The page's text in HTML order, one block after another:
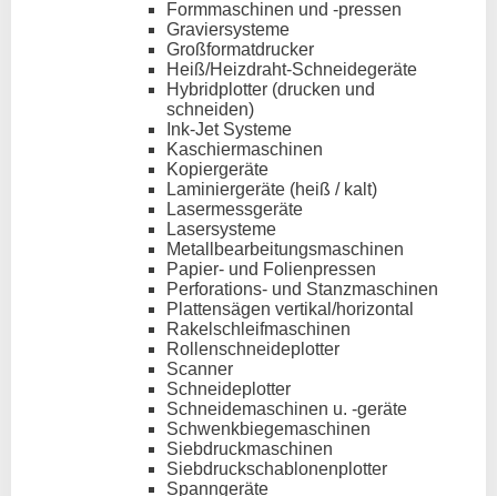
Formmaschinen und -pressen
Graviersysteme
Großformatdrucker
Heiß/Heizdraht-Schneidegeräte
Hybridplotter (drucken und
schneiden)
Ink-Jet Systeme
Kaschiermaschinen
Kopiergeräte
Laminiergeräte (heiß / kalt)
Lasermessgeräte
Lasersysteme
Metallbearbeitungsmaschinen
Papier- und Folienpressen
Perforations- und Stanzmaschinen
Plattensägen vertikal/horizontal
Rakelschleifmaschinen
Rollenschneideplotter
Scanner
Schneideplotter
Schneidemaschinen u. -geräte
Schwenkbiegemaschinen
Siebdruckmaschinen
Siebdruckschablonenplotter
Spanngeräte